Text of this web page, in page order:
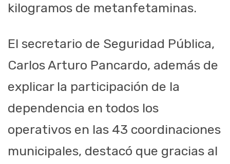
kilogramos de metanfetaminas.
El secretario de Seguridad Pública,
Carlos Arturo Pancardo, además de
explicar la participación de la
dependencia en todos los
operativos en las 43 coordinaciones
municipales, destacó que gracias al